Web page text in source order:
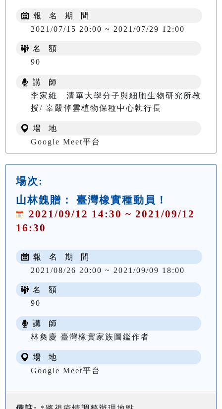
報 名 期 間
2021/07/15 20:00 ~ 2021/07/29 12:00
名 額
90
講 師
李家維 清華大學分子與細胞生物研究所教
授/ 辜嚴倬雲植物保種中心執行長
場 地
Google Meet平台
場次:
山林餽贈： 臺灣橡實種動員！
2021/09/12 14:30 ~ 2021/09/12
16:30
報 名 期 間
2021/08/26 20:00 ~ 2021/09/09 18:00
名 額
90
講 師
林奐慶 臺灣橡實家族圖鑑作者
場 地
Google Meet平台